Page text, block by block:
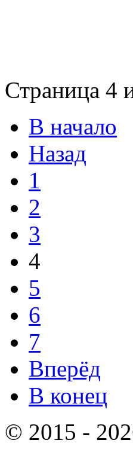
Страница 4
В начало
Назад
1
2
3
4
5
6
7
Вперёд
В конец
© 2015 -